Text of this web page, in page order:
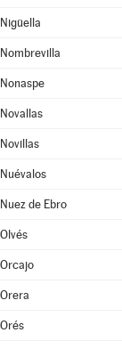
Nigüella
Nombrevilla
Nonaspe
Novallas
Novillas
Nuévalos
Nuez de Ebro
Olvés
Orcajo
Orera
Orés